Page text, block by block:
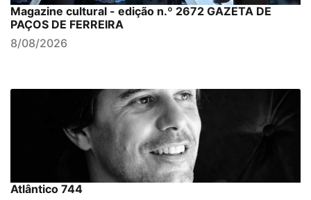
Magazine cultural - edição n.º 2672 GAZETA DE
PAÇOS DE FERREIRA
8/08/2026
Atlântico 744